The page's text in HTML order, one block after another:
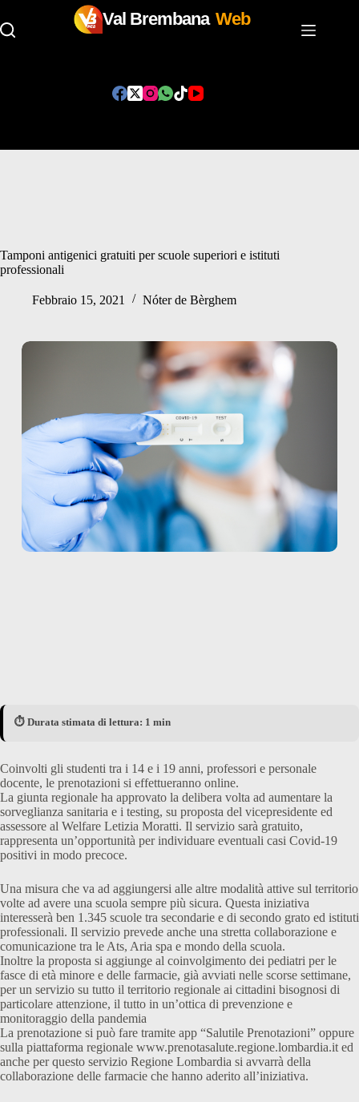
Val Brembana Web
Tamponi antigenici gratuiti per scuole superiori e istituti
professionali
Febbraio 15, 2021 Nóter de Bèrghem
⏱️ Durata stimata di lettura: 1 min
Coinvolti gli studenti tra i 14 e i 19 anni, professori e personale
docente, le prenotazioni si effettueranno online.
La giunta regionale ha approvato la delibera volta ad aumentare la
sorveglianza sanitaria e i testing, su proposta del vicepresidente ed
assessore al Welfare Letizia Moratti. Il servizio sarà gratuito,
rappresenta un’opportunità per individuare eventuali casi Covid-19
positivi in modo precoce.
Una misura che va ad aggiungersi alle altre modalità attive sul territorio
volte ad avere una scuola sempre più sicura. Questa iniziativa
interesserà ben 1.345 scuole tra secondarie e di secondo grato ed istituti
professionali. Il servizio prevede anche una stretta collaborazione e
comunicazione tra le Ats, Aria spa e mondo della scuola.
Inoltre la proposta si aggiunge al coinvolgimento dei pediatri per le
fasce di età minore e delle farmacie, già avviati nelle scorse settimane,
per un servizio su tutto il territorio regionale ai cittadini bisognosi di
particolare attenzione, il tutto in un’ottica di prevenzione e
monitoraggio della pandemia
La prenotazione si può fare tramite app “Salutile Prenotazioni” oppure
sulla piattaforma regionale www.prenotasalute.regione.lombardia.it ed
anche per questo servizio Regione Lombardia si avvarrà della
collaborazione delle farmacie che hanno aderito all’iniziativa.